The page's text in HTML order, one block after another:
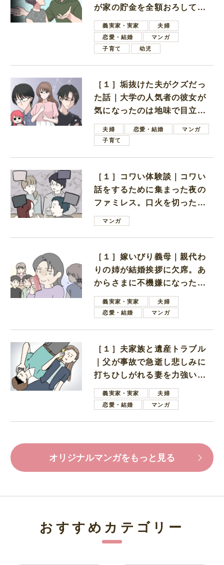
が家の貯金を全額おろしてほ
しいと言ってきた
義実家・実家
夫婦
恋愛・結婚
マンガ
子育て
幼児
［１］垢抜けた夫がクズだっ
た話｜大学の人気者の彼女が
気になったのは地味で目立た
ない男子学生
夫婦 恋愛・結婚
マンガ
子育て
［１］コワい体験談｜コワい
話をするために集まった夜の
ファミレス。口火を切ったの
は電車好きの男の子ママ
マンガ
［１］嫁いびり義母｜親代わ
りの姉が結婚挨拶に欠席。あ
からさまに不機嫌になった義
母義実家・実家
夫婦
恋愛・結婚
マンガ
［１］夫家族と遺産トラブル
｜父が事故で急逝し悲しみに
打ちひしがれる妻を力強い言
葉で励ます夫
義実家・実家
夫婦
恋愛・結婚
マンガ
オリジナルマンガをもっと見る
おすすめカテゴリー